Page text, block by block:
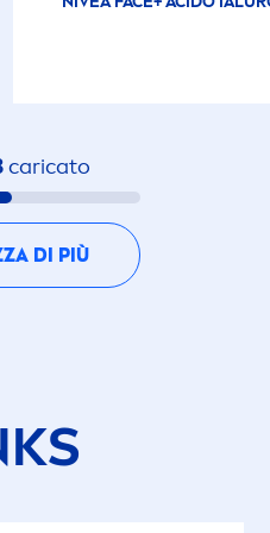
caricato
DI PIÙ